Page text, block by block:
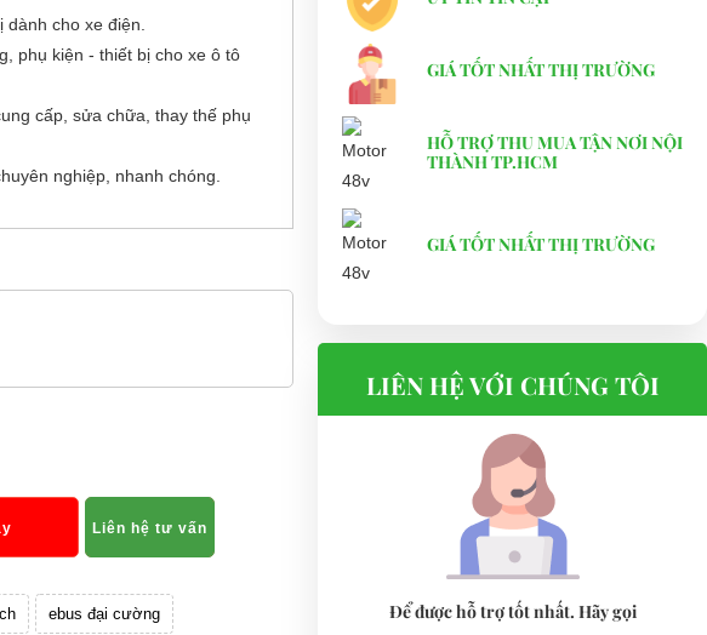
cho xe điện.
phụ kiện - thiết bị cho xe ô tô
cấp, sửa chữa, thay thế phụ
nghiệp, nhanh chóng.
Liên hệ tư vấn
ebus đại cường
GIÁ TỐT NHẤT THỊ TRƯỜNG
HỖ TRỢ THU MUA TẬN NƠI NỘI
THÀNH TP.HCM
GIÁ TỐT NHẤT THỊ TRƯỜNG
LIÊN HỆ VỚI CHÚNG TÔI
Để được hỗ trợ tốt nhất. Hãy gọi